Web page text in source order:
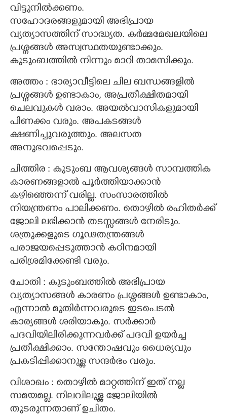
വിട്ടുനിൽക്കണം.
സഹോദരങ്ങളുമായി അഭിപ്രായ
വ്യത്യാസത്തിന് സാദ്ധ്യത. കർമ്മമേഖലയിലെ
പ്രശ്നങ്ങൾ അസ്വസ്ഥതയുണ്ടാക്കും.
കുടുംബത്തിൽ നിന്നും മാറി താമസിക്കും.
അത്തം : ഭാര്യാവീട്ടിലെ ചില ബന്ധങ്ങളിൽ
പ്രശ്നങ്ങൾ ഉണ്ടാകാം, അപ്രതീക്ഷിതമായി
ചെലവുകൾ വരാം. അയൽവാസികളുമായി
പിണക്കം വരും. അപകടങ്ങൾ
ക്ഷണിച്ചുവരുത്തും. അലസത
അനുഭവപ്പെടും.
ചിത്തിര : കുടുംബ ആവശ്യങ്ങൾ സാമ്പത്തിക
കാരണങ്ങളാൽ പൂർത്തിയാക്കാൻ
കഴിഞ്ഞെന്ന് വരില്ല. സംസാരത്തിൽ
നിയന്ത്രണം പാലിക്കണം. തൊഴിൽ രഹിതർക്ക്
ജോലി ലഭിക്കാൻ തടസ്സങ്ങൾ നേരിടും.
ശത്രുക്കളുടെ ഗൂഢതന്ത്രങ്ങൾ
പരാജയപ്പെടുത്താൻ കഠിനമായി
പരിശ്രമിക്കേണ്ടി വരും.
ചോതി : കുടുംബത്തിൽ അഭിപ്രായ
വ്യത്യാസങ്ങൾ കാരണം പ്രശ്നങ്ങൾ ഉണ്ടാകാം,
എന്നാൽ മുതിർന്നവരുടെ ഇടപെടൽ
കാര്യങ്ങൾ ശരിയാകും. സർക്കാർ
പദവിയിലിരിക്കുന്നവർക്ക് പദവി ഉയർച്ച
പ്രതീക്ഷിക്കാം. സന്തോഷവും ധൈര്യവും
പ്രകടിപ്പിക്കാനുള്ള സന്ദർഭം വരും.
വിശാഖം : തൊഴിൽ മാറ്റത്തിന് ഇത് നല്ല
സമയമല്ല. നിലവിലുള്ള ജോലിയിൽ
തുടരുന്നതാണ് ഉചിതം.